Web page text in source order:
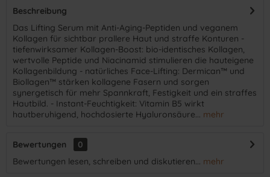
Beschreibung
Das Lifting Serum mit Anti-Aging-Peptiden und veganem
Kollagen für sichtbar prallere Haut und straffe Konturen -
tiefenwirksamer Kollagen-Boost: bio-identisches Kollagen,
wertvolle Peptide und Niacinamid stimulieren die hauteigene
Kollagenbildung - natürliches Face-Lifting: Dermican™ und
Biollagen™ stärken kollagene Fasern und sorgen
synergetisch für mehr Spannkraft, Festigkeit und ein straffes
Hautbild. - Instant-Feuchtigkeit: Vitamin B5 wirkt
hautberuhigend, hochdosierte Hyaluronsäure... mehr
Bewertungen
0
Bewertungen lesen, schreiben und diskutieren... mehr